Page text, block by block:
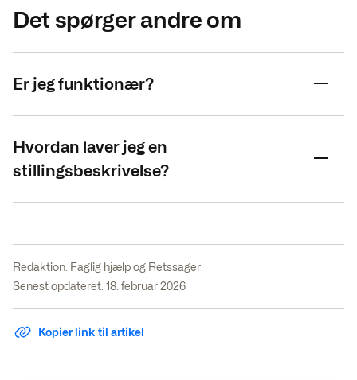
Det spørger andre om
Er jeg funktionær?
Hvordan laver jeg en
stillingsbeskrivelse?
Redaktion: Faglig hjælp og Retssager
Senest opdateret: 18. februar 2026
Kopier link til artikel